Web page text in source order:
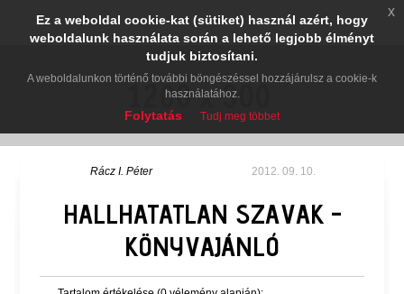
Rácz I. Péter 2012. 09. 10.
HALLHATATLAN SZAVAK -
KÖNYVAJÁNLÓ
Ez a weboldal cookie-kat (sütiket) használ azért, hogy
weboldalunk használata során a lehető legjobb élményt
tudjuk biztosítani.
A weboldalunkon történő további böngészéssel hozzájárulsz a cookie-k
használatához.
Folytatás Tudj meg többet
x